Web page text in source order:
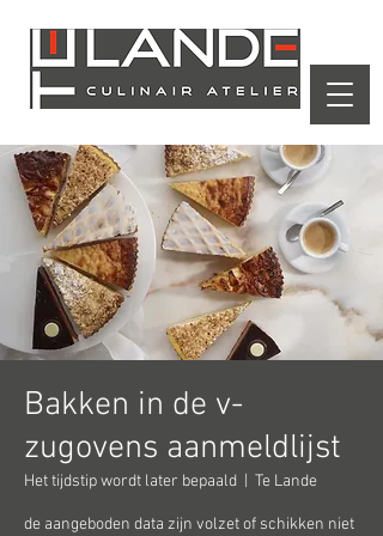
Bakken in de v-
zugovens aanmeldlijst
Het tijdstip wordt later bepaald Te Lande
de aangeboden data zijn volzet of schikken niet